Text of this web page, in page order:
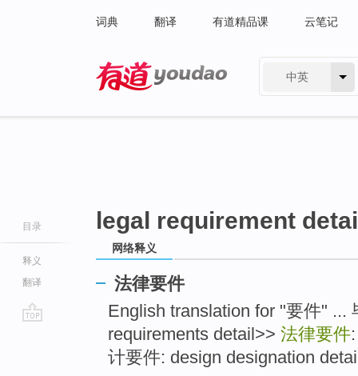
词典 翻译 有道精品课 云笔记
中英
目录
释义
翻译
legal requirement
网络释义
法律要件
English translation for "要件" ...
requirements detail>> 法律要件
计要件: design designation